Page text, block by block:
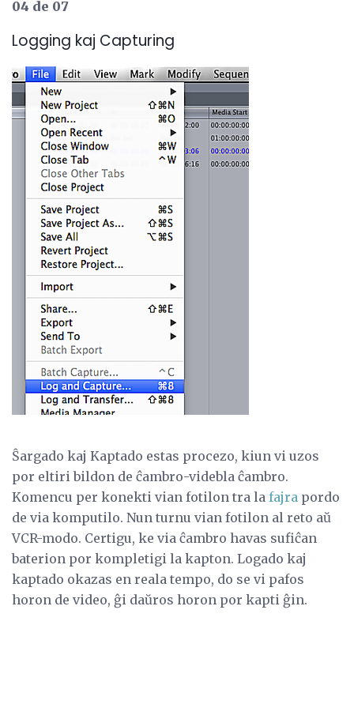
04 de 07
Logging kaj Capturing
Ŝargado kaj Kaptado estas procezo, kiun vi uzos
por eltiri bildon de ĉambro-videbla ĉambro.
Komencu per konekti vian fotilon tra la fajra pordo
de via komputilo. Nun turnu vian fotilon al reto aŭ
VCR-modo. Certigu, ke via ĉambro havas sufiĉan
baterion por kompletigi la kapton. Logado kaj
kaptado okazas en reala tempo, do se vi pafos
horon de video, ĝi daŭros horon por kapti ĝin.